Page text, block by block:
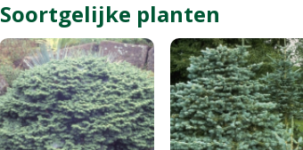
Soortgelijke planten